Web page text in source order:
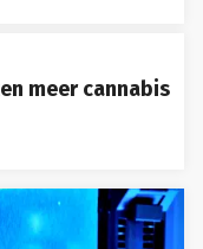
meer cannabis